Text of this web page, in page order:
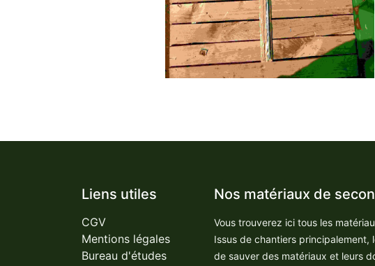
Liens utiles
CGV
Mentions légales
Bureau d'études
Nos matériaux de
Vous trouverez ici tous les
Issus de chantiers
de sauver des matériaux et leurs